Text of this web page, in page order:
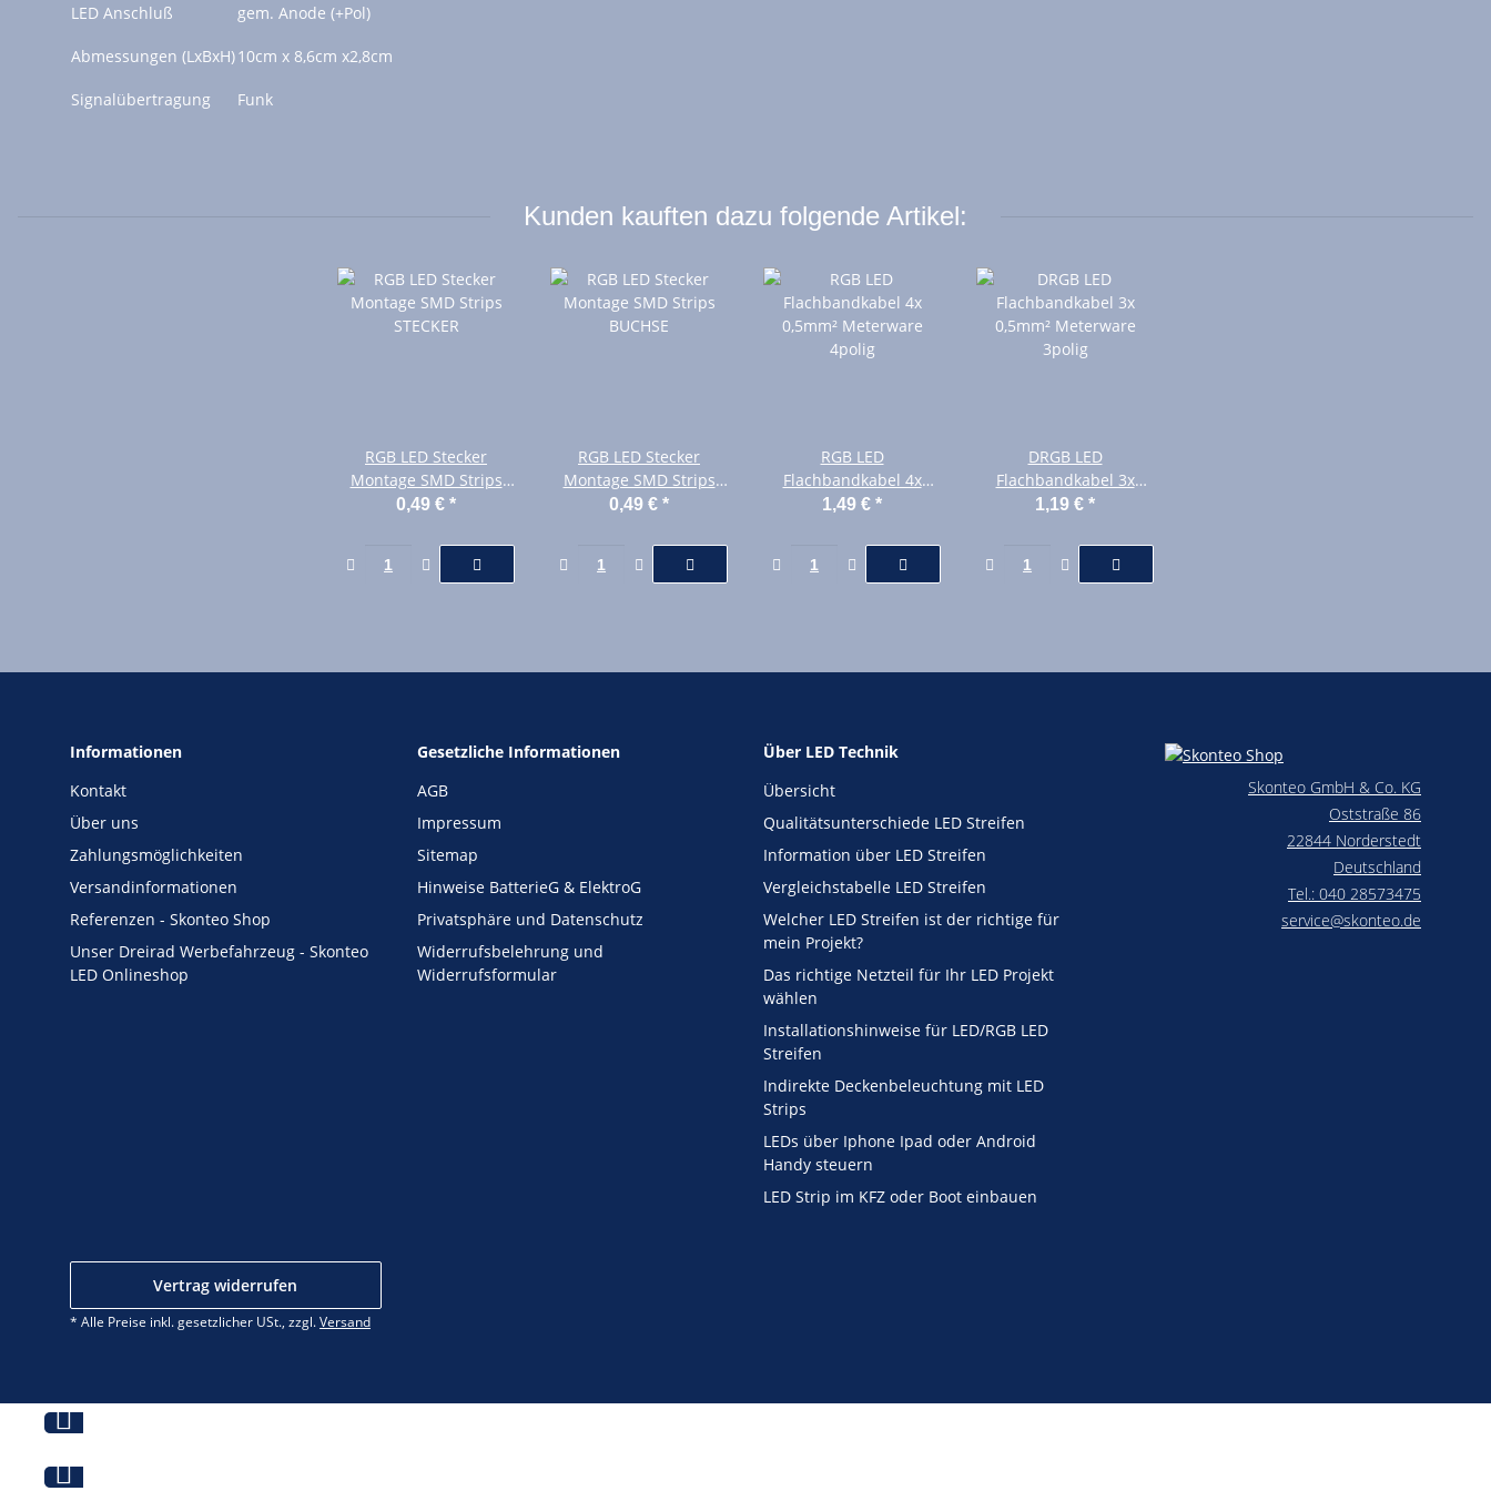
LED Anschluß gem. Anode (+Pol)
Abmessungen (LxBxH)10cm x 8,6cm x2,8cm
Signalübertragung Funk
Kunden kauften dazu folgende Artikel:
RGB LED Stecker
Montage SMD Strips
STECKER
0,49 € *
RGB LED Stecker
Montage SMD Strips
BUCHSE
0,49 € *
RGB LED
Flachbandkabel 4x
0,5mm² Meterware
1,49 € *
DRGB LED
Flachbandkabel 3x
0,5mm² Meterware
1,19 € *
Informationen
Kontakt
Über uns
Zahlungsmöglichkeiten
Versandinformationen
Referenzen - Skonteo Shop
Unser Dreirad Werbefahrzeug - Skonteo
LED Onlineshop
Gesetzliche Informationen
AGB
Impressum
Sitemap
Hinweise BatterieG & ElektroG
Privatsphäre und Datenschutz
Widerrufsbelehrung und
Widerrufsformular
Über LED Technik
Übersicht
Qualitätsunterschiede LED Streifen
Information über LED Streifen
Vergleichstabelle LED Streifen
Welcher LED Streifen ist der richtige für
mein Projekt?
Das richtige Netzteil für Ihr LED Projekt
wählen
Installationshinweise für LED/RGB LED
Streifen
Indirekte Deckenbeleuchtung mit LED
Strips
LEDs über Iphone Ipad oder Android
Handy steuern
LED Strip im KFZ oder Boot einbauen
Skonteo GmbH & Co. KG
Oststraße 86
22844 Norderstedt
Deutschland
Tel.: 040 28573475
service@skonteo.de
Vertrag widerrufen
* Alle Preise inkl. gesetzlicher USt., zzgl.Versand